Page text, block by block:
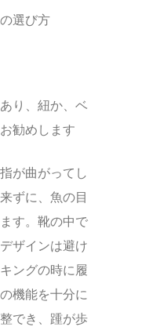
選び方
り、紐か、ベ
勧めします
が曲がってし
ずに、魚の目
す。靴の中で
ザインは避け
ングの時に履
機能を十分に
でき、踵が歩